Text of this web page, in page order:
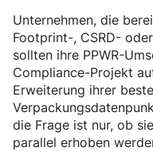
Unternehmen, die
Footprint-, CSRD-
sollten ihre PPWR-
Compliance-Projekt
Erweiterung ihrer
die Frage ist nur, ob
parallel erhoben